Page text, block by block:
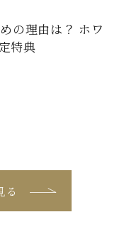
の理由は？ ホワ
特典
る